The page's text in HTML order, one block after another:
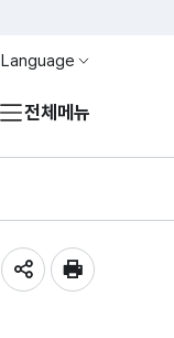
Language
버튼
전체메뉴